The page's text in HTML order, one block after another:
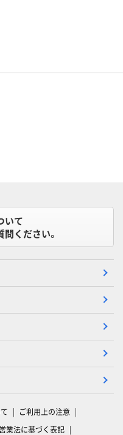
いて
ください。
ご利用上の注意
業法に基づく表記